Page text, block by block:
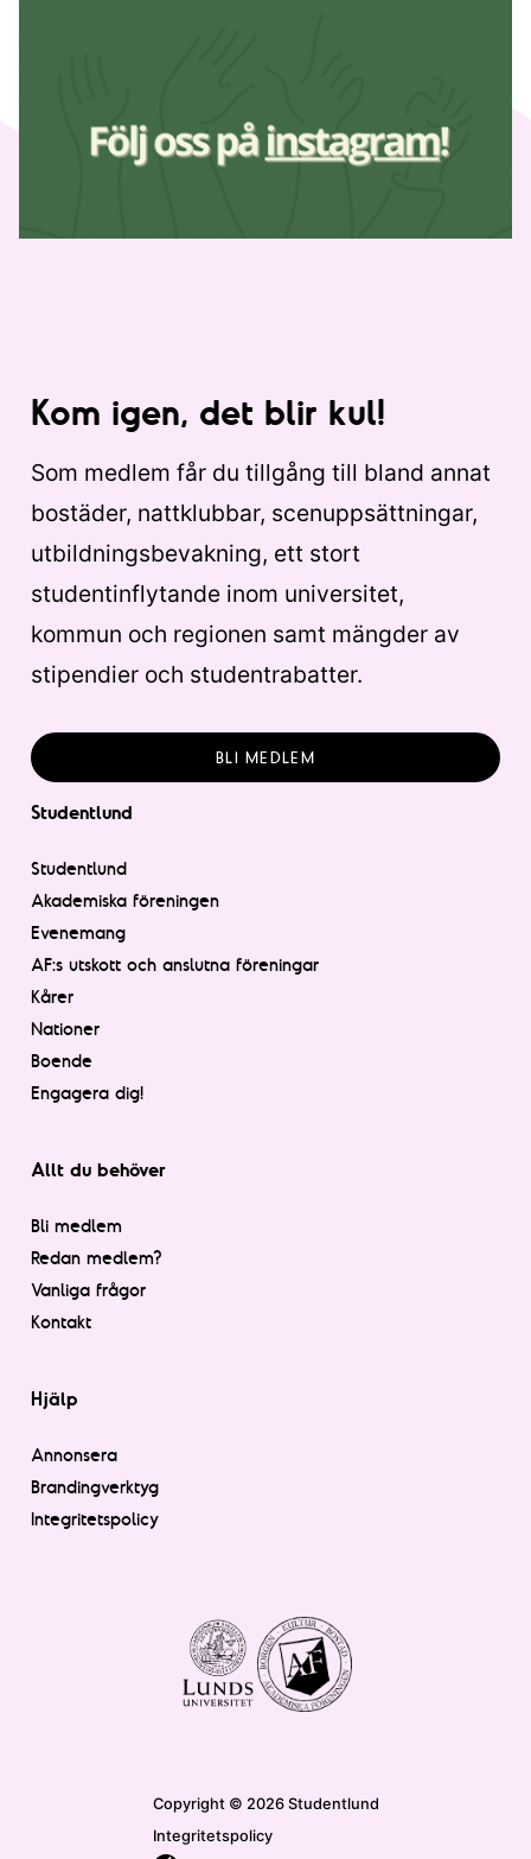
Kom igen, det blir kul!
Som medlem får du tillgång till bland annat
bostäder, nattklubbar, scenuppsättningar,
utbildningsbevakning, ett stort
studentinflytande inom universitet,
kommun och regionen samt mängder av
stipendier och studentrabatter.
BLI MEDLEM
Studentlund
Studentlund
Akademiska föreningen
Evenemang
AF:s utskott och anslutna föreningar
Kårer
Nationer
Boende
Engagera dig!
Allt du behöver
Bli medlem
Redan medlem?
Vanliga frågor
Kontakt
Hjälp
Annonsera
Brandingverktyg
Integritetspolicy
Copyright © 2026 Studentlund
Integritetspolicy